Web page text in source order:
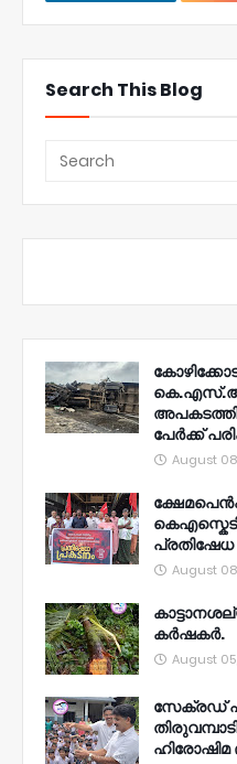
Search This Blog
പേർക്ക്
August
പ്രതിഷേധ
August
കർഷകർ.
August
സേക്രഡ്
ഹിരോഷിമ